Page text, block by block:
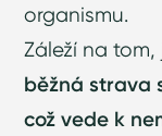
organismu.
Záleží na tom,
běžná strava
což vede k